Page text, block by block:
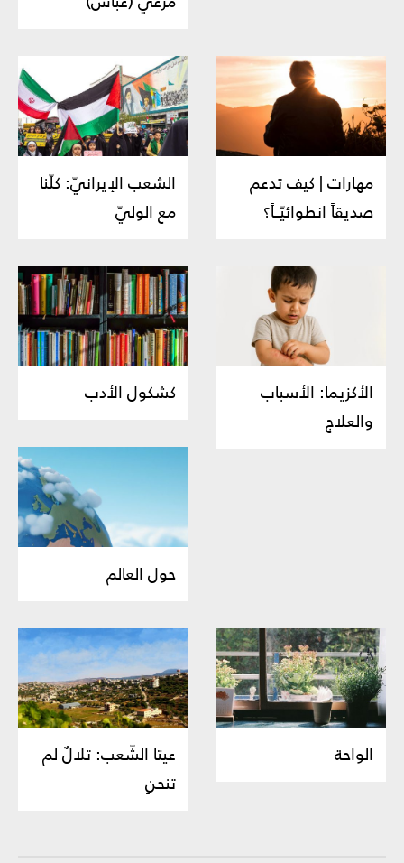
مهارات | كيف تدعم
صديقاً انطوائيّــاً؟
الشعب الإيرانيّ: كلّنا
مع الوليّ
الأكزيما: الأسباب
والعلاج
كشكول الأدب
حول العالم
الواحة
عيتا الشّعب: تلالٌ لم
تنحنِ